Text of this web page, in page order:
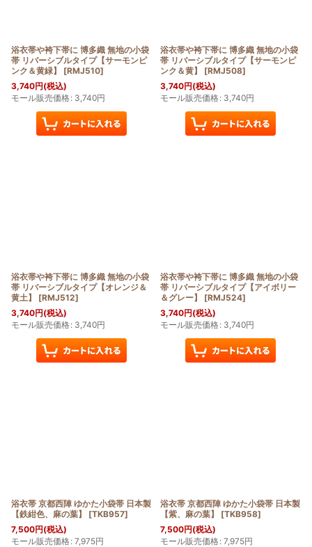
浴衣帯や袴下帯に 博多織 無地の小袋
帯 リバーシブルタイプ【サーモンピ
ンク＆黄緑】
[RMJ510]
3,740円(税込)
モール販売価格: 3,740円
浴衣帯や袴下帯に 博多織 無地の小袋
帯 リバーシブルタイプ【サーモンピ
ンク＆黄】
[RMJ508]
3,740円(税込)
モール販売価格: 3,740円
浴衣帯や袴下帯に 博多織 無地の小袋
帯 リバーシブルタイプ【オレンジ＆
黄土】
[RMJ512]
3,740円(税込)
モール販売価格: 3,740円
浴衣帯や袴下帯に 博多織 無地の小袋
帯 リバーシブルタイプ【アイボリー
＆グレー】
[RMJ524]
3,740円(税込)
モール販売価格: 3,740円
浴衣帯 京都西陣 ゆかた小袋帯 日本製
【鉄紺色、麻の葉】
[TKB957]
7,500円(税込)
モール販売価格: 7,975円
浴衣帯 京都西陣 ゆかた小袋帯 日本製
【紫、麻の葉】
[TKB958]
7,500円(税込)
モール販売価格: 7,975円